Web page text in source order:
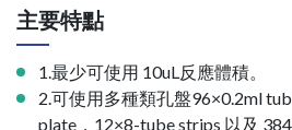
主要特點
1.最少可使用 10uL反應體積。
2.可使用多種類孔盤96×0.2ml
plate，12×8-tube strips 以及